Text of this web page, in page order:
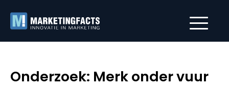
Onderzoek: Merk onder vuur